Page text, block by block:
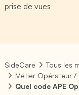
prise de vues
SideCare
Tous les
Métier Opérateur
Quel code APE